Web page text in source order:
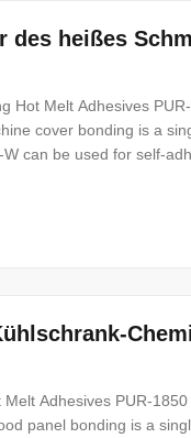
des heißes
Hot Melt Adhesives
cover bonding is a
can be used for self-
Adhesives PUR-
panel bonding is a